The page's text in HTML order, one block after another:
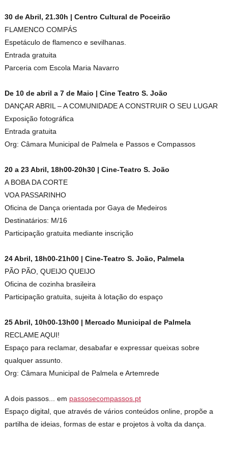
30 de Abril, 21.30h | Centro Cultural de Poceirão
FLAMENCO COMPÁS
Espetáculo de flamenco e sevilhanas.
Entrada gratuita
Parceria com Escola Maria Navarro
De 10 de abril a 7 de Maio | Cine Teatro S. João
DANÇAR ABRIL – A COMUNIDADE A CONSTRUIR O SEU LUGAR
Exposição fotográfica
Entrada gratuita
Org: Câmara Municipal de Palmela e Passos e Compassos
20 a 23 Abril, 18h00-20h30 | Cine-Teatro S. João
A BOBA DA CORTE
VOA PASSARINHO
Oficina de Dança orientada por Gaya de Medeiros
Destinatários: M/16
Participação gratuita mediante inscrição
24 Abril, 18h00-21h00 | Cine-Teatro S. João, Palmela
PÃO PÃO, QUEIJO QUEIJO
Oficina de cozinha brasileira
Participação gratuita, sujeita à lotação do espaço
25 Abril, 10h00-13h00 | Mercado Municipal de Palmela
RECLAME AQUI!
Espaço para reclamar, desabafar e expressar queixas sobre
qualquer assunto.
Org: Câmara Municipal de Palmela e Artemrede
A dois passos... em passosecompassos.pt
Espaço digital, que através de vários conteúdos online, propõe a
partilha de ideias, formas de estar e projetos à volta da dança.